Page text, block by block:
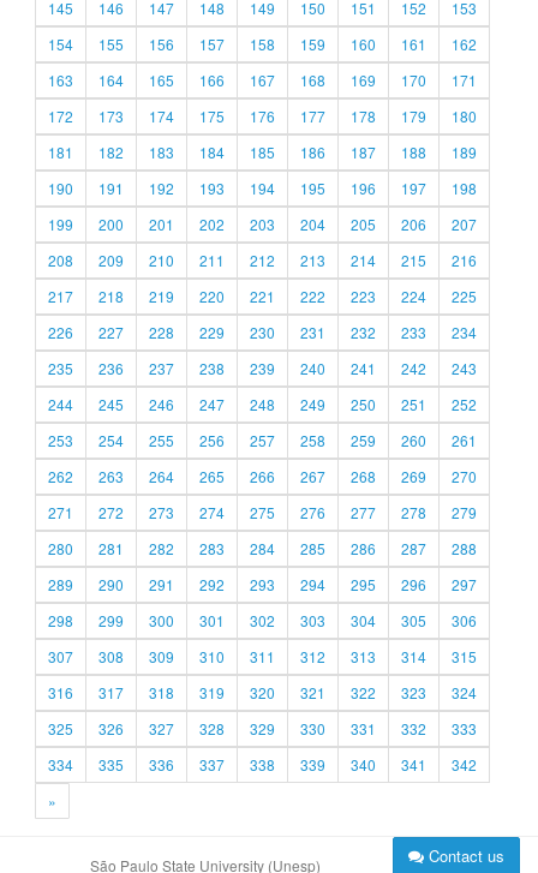
145
146 147 148 149 150 151 152
153
154
155 156 157 158 159 160 161
162
163
164 165 166 167 168 169 170
171
172
173 174 175 176 177 178 179
180
181
182 183 184 185 186 187 188
189
190
191 192 193 194 195 196 197
198
199
200 201 202 203 204 205 206
207
208
209 210 211 212 213 214 215
216
217
218 219 220 221 222 223 224
225
226
227 228 229 230 231 232 233
234
235
236 237 238 239 240 241 242
243
244
245 246 247 248 249 250 251
252
253
254 255 256 257 258 259 260
261
262
263 264 265 266 267 268 269
270
271
272 273 274 275 276 277 278
279
280
281 282 283 284 285 286 287
288
289
290 291 292 293 294 295 296
297
298
299 300 301 302 303 304 305
306
307
308 309 310 311 312 313 314
315
316
317 318 319 320 321 322 323
324
325
326 327 328 329 330 331 332
333
334
335 336 337 338 339 340 341
342
»
São Paulo State University (Unesp) Contact us